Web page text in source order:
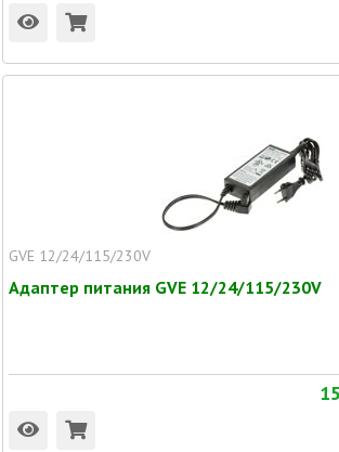
GVE 12/24/115/230V
Адаптер питания GVE 12/24/115/230V